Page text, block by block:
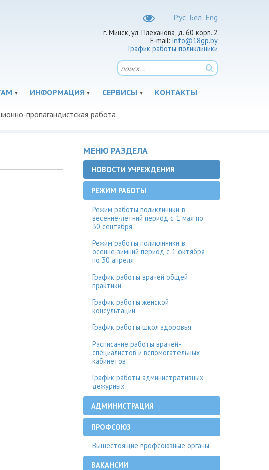
Рус Бел Eng
г. Минск, ул. Плеханова, д. 60 корп. 2
E-mail: info@18gp.by
График работы поликлиники
ИНФОРМАЦИЯ СЕРВИСЫ КОНТАКТЫ
пропагандистская работа
МЕНЮ РАЗДЕЛА
НОВОСТИ УЧРЕЖДЕНИЯ
РЕЖИМ РАБОТЫ
Режим работы поликлиники в
весенне-летний период с 1 мая по
30 сентября
Режим работы поликлиники в
осенне-зимний период с 1 октября
по 30 апреля
График работы врачей общей
практики
График работы женской
консультации
График работы школ здоровья
Расписание работы врачей-
специалистов и вспомогательных
кабинетов
График работы административных
дежурных
АДМИНИСТРАЦИЯ
ПРОФСОЮЗ
Вышестоящие профсоюзные органы
ВАКАНСИИ